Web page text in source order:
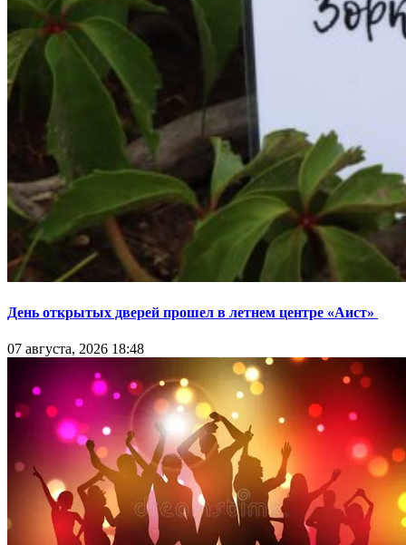
День открытых дверей прошел в летнем центре «Аист»
07 августа, 2026 18:48